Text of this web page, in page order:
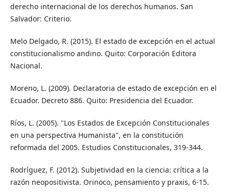
derecho internacional de los derechos humanos. San
Salvador: Criterio.
Melo Delgado, R. (2015). El estado de excepción en el actual
constitucionalismo andino. Quito: Corporación Editora
Nacional.
Moreno, L. (2009). Declaratoria de estado de excepción en el
Ecuador. Decreto 886. Quito: Presidencia del Ecuador.
Ríos, L. (2005). "Los Estados de Excepción Constitucionales
en una perspectiva Humanista", en la constitución
reformada del 2005. Estudios Constitucionales, 319-344.
Rodríguez, F. (2012). Subjetividad en la ciencia: crítica a la
razón neopositivista. Orinoco, pensamiento y praxis, 6-15.